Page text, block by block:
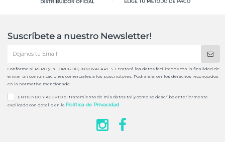
Suscríbete a nuestro Newsletter!
Conforme al RGPD y la LOPDGDD, INNOVACARE S.L tratará los datos facilitados con la finalidad de
enviar un comunicaciones comerciales a los suscriptores. Podrá ejercer los derechos reconocidos
en la normativa mencionada.
ENTIENDO Y ACEPTO el tratamiento de mis datos tal y como se describe anteriormente
explicado con detalle en la Política de Privacidad